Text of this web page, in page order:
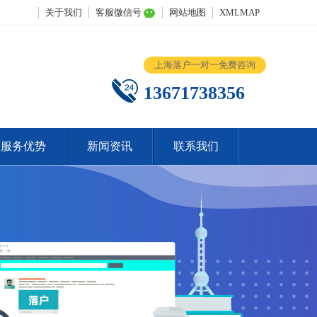
关于我们 客服微信号 网站地图 XMLMAP
上海落户一对一免费咨询
13671738356
服务优势 新闻资讯 联系我们